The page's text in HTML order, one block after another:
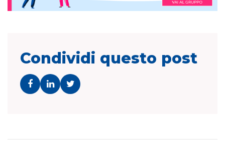
Condividi questo post